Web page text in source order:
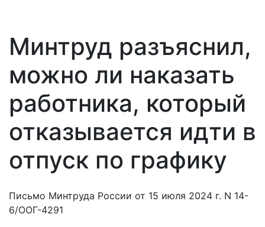
Минтруд разъяснил,
можно ли наказать
работника, который
отказывается идти в
отпуск по графику
Письмо Минтруда России от 15 июля 2024 г. N 14-
6/ООГ-4291